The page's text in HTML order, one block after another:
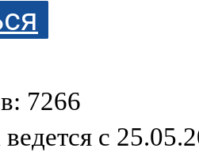
7266
ведется с